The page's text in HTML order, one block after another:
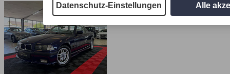
Datenschutz-Einstellungen Alle